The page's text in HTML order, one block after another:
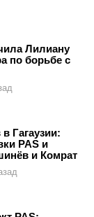
Лилиану
по борьбе с
Гагаузии:
PAS и
и Комрат